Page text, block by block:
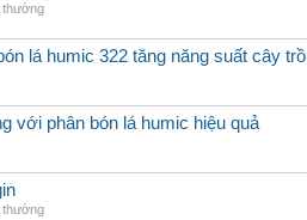
thường
lá humic 322 tăng năng suất cây
với phân bón lá humic hiệu quả
thường